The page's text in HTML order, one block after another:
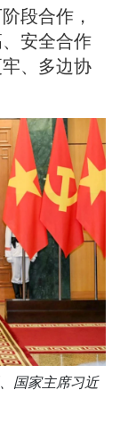
段合作，
安全合作
、多边协
国家主席习近